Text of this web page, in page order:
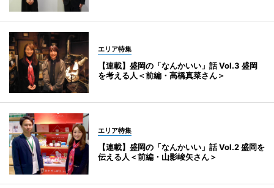
エリア特集
【連載】盛岡の「なんかいい」話 Vol.3 盛岡
を考える人＜前編・高橋真菜さん＞
エリア特集
【連載】盛岡の「なんかいい」話 Vol.2 盛岡を
伝える人＜前編・山影峻矢さん＞